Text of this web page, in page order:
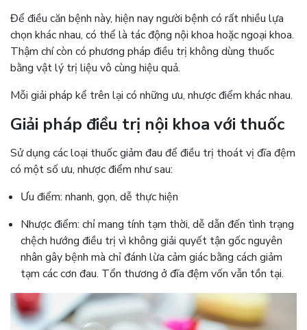
Để điều căn bệnh này, hiện nay người bệnh có rất nhiều lựa
chọn khác nhau, có thể là tác động nội khoa hoặc ngoại khoa.
Thậm chí còn có phương pháp điều trị không dùng thuốc
bằng vật lý trị liệu vô cùng hiệu quả.
Mỗi giải pháp kể trên lại có những ưu, nhược điểm khác nhau.
Giải pháp điều trị nội khoa với thuốc
Sử dụng các loại thuốc giảm đau để điều trị thoát vị đĩa đệm
có một số ưu, nhược điểm như sau:
Ưu điểm: nhanh, gọn, dễ thực hiện
Nhược điểm: chỉ mang tính tạm thời, dễ dẫn đến tình trạng
chệch hướng điều trị vì không giải quyết tận gốc nguyên
nhân gây bệnh mà chỉ đánh lừa cảm giác bằng cách giảm
tạm các cơn đau. Tổn thương ở đĩa đệm vốn vẫn tồn tại.